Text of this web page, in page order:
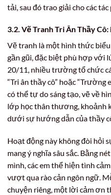
tải, sau đó trao giải cho các tác
3.2. Vẽ Tranh Tri Ân Thầy
Vẽ tranh là một hình thức
gần gũi, đặc biệt phù hợp với
20/11, nhiều trường tổ chức
“Tri ân thầy cô” hoặc “Trường
có thể tự do sáng tạo, vẽ về
lớp học thân thương, khoảnh
dưới sự hướng dẫn của thầy
Hoạt động này không đòi hỏi
mang ý nghĩa sâu sắc. Bằng
mình, các em thể hiện tình
vượt qua rào cản ngôn ngữ.
chuyện riêng, một lời cảm ơn